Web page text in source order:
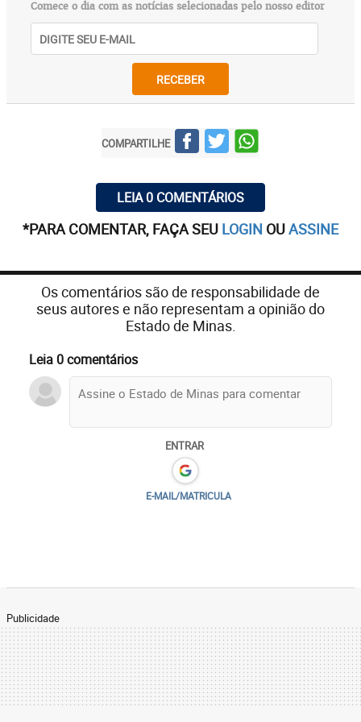
Comece o dia com as notícias selecionadas pelo nosso editor
RECEBER
COMPARTILHE
LEIA 0 COMENTÁRIOS
*PARA COMENTAR, FAÇA SEU LOGIN OUASSINE
Os comentários são de responsabilidade de
seus autores e não representam a opinião do
Estado de Minas.
Leia 0 comentários
ENTRAR
E-MAIL/MATRICULA
Publicidade